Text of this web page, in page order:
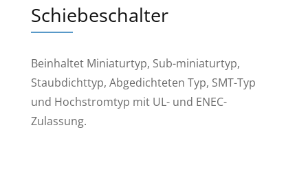
Schiebeschalter
Beinhaltet Miniaturtyp, Sub-miniaturtyp,
Staubdichttyp, Abgedichteten Typ, SMT-Typ
und Hochstromtyp mit UL- und ENEC-
Zulassung.